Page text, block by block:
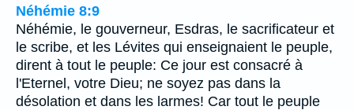
Néhémie 8:9
Néhémie, le gouverneur, Esdras, le sacrificateur et
le scribe, et les Lévites qui enseignaient le peuple,
dirent à tout le peuple: Ce jour est consacré à
l'Eternel, votre Dieu; ne soyez pas dans la
désolation et dans les larmes! Car tout le peuple